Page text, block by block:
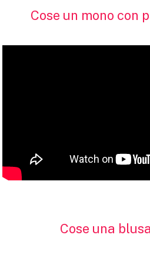
Cose un mono con
Cose una